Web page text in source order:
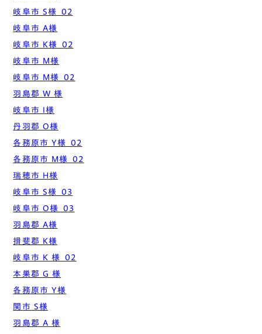
岐阜市 S様_02
岐阜市 A様
岐阜市 K様_02
岐阜市 M様
岐阜市 M様_02
羽島郡 W 様
岐阜市 I様
丹羽郡 O様
各務原市 Y様_02
各務原市 M様_02
瑞穂市 H様
岐阜市 S様_03
岐阜市 O様_03
羽島郡 A様
揖斐郡 K様
岐阜市 K 様_02
本巣郡 G 様
各務原市 Y様
関市 S様
羽島郡 A 様